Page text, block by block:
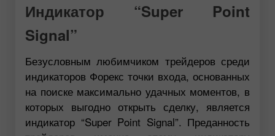
Индикатор “Super Point
Signal”
Безусловным любимчиком трейдеров среди
индикаторов Форекс точки входа, основанных
на поиске максимально удачных моментов, в
которых выгодно открыть сделку, является
индикатор “Super Point Signal”. Преданность